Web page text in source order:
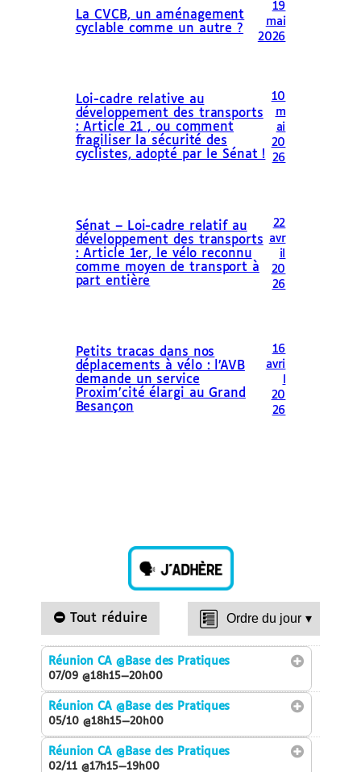
La CVCB, un aménagement
cyclable comme un autre ?
19
mai
2026
Loi-cadre relative au
développement des transports
: Article 21 , ou comment
fragiliser la sécurité des
cyclistes, adopté par le Sénat !
10
m
ai
20
26
Sénat – Loi-cadre relatif au
développement des transports
: Article 1er, le vélo reconnu
comme moyen de transport à
part entière
22
avr
il
20
26
Petits tracas dans nos
déplacements à vélo : l’AVB
demande un service
Proxim’cité élargi au Grand
Besançon
16
avri
20
26
Tout réduire Ordre du jour ▾
Réunion CA@Base des Pratiques
07/09 @18h15—20h00
Réunion CA@Base des Pratiques
05/10 @18h15—20h00
Réunion CA@Base des Pratiques
02/11 @17h15—19h00